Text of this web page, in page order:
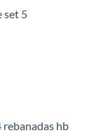
set 5
hb